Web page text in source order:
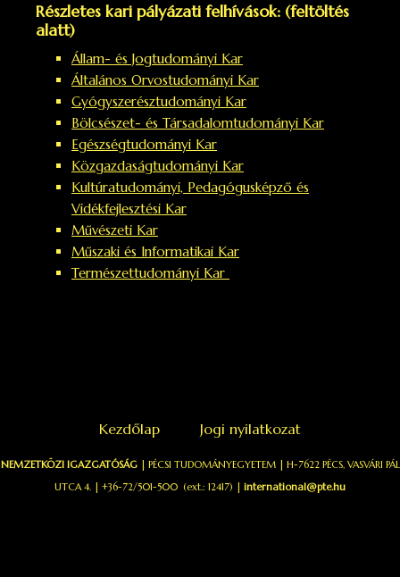
Részletes kari pályázati felhívások: (feltöltés
alatt)
Állam- és Jogtudományi Kar
Általános Orvostudományi Kar
Gyógyszerésztudományi Kar
Bölcsészet- és Társadalomtudományi Kar
Egészségtudományi Kar
Közgazdaságtudományi Kar
Kultúratudományi, Pedagógusképző és
Vidékfejlesztési Kar
Művészeti Kar
Műszaki és Informatikai Kar
Természettudományi Kar
Kezdőlap Jogi nyilatkozat
NEMZETKÖZI IGAZGATÓSÁG| PÉCSI TUDOMÁNYEGYETEM | H-7622 PÉCS, VASVÁRI PÁL
UTCA 4. | +36-72/501-500 (ext.: 12417) | international@pte.hu